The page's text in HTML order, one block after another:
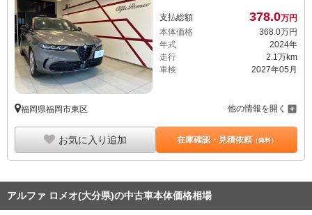
支払総額 378.0万円
本体価格
368. 0万円
年式
2024年
走行
2.1万km
車検
2027年05月
福岡県福岡市東区 他の情報を開く
お気に入り追加 在庫確認・見積依頼（無料）
アルファ ロメオ(大分県)の中古車本体価格相場